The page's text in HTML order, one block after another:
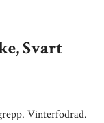
Svart
Vinterfodrad.